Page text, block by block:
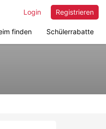
Registrieren
Login
finden Schülerrabatte